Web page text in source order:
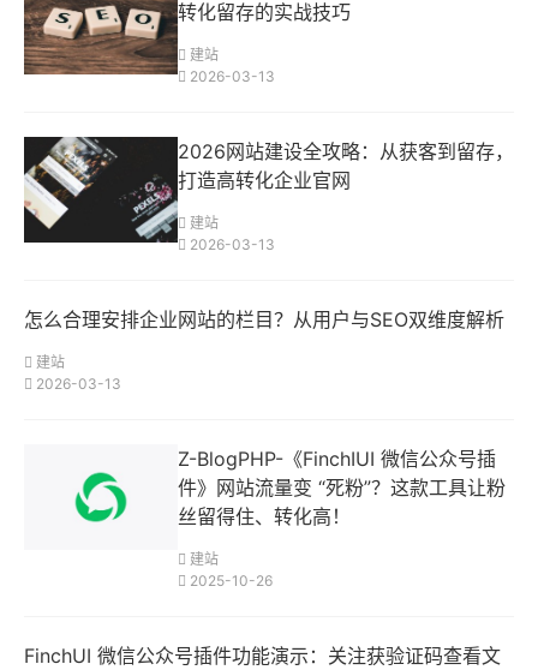
转化留存的实战技巧
建站
2026-03-13
2026网站建设全攻略：从获客到留存，
打造高转化企业官网
建站
2026-03-13
怎么合理安排企业网站的栏目？从用户与SEO双维度解析
建站
2026-03-13
Z-BlogPHP-《FinchIUI 微信公众号插
件》网站流量变 “死粉”？这款工具让粉
丝留得住、转化高！
建站
2025-10-26
FinchUI 微信公众号插件功能演示：关注获验证码查看文